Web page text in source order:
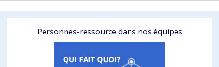
Personnes-ressource dans nos équipes